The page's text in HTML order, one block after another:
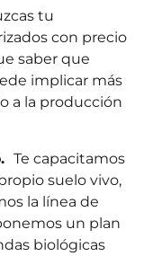
tu
con precio
saber que
implicar más
a la producción
Te capacitamos
suelo vivo,
la línea de
un plan
biológicas